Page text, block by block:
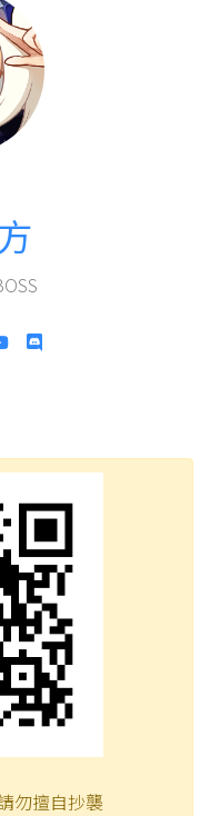
勿擅自抄襲